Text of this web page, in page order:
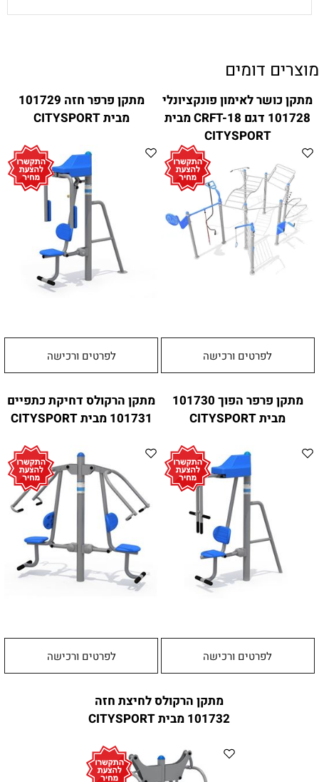
מוצרים דומים
מתקן כושר לאימון פונקציונלי
101728 דגם CRFT-18 מבית
CITYSPORT
לפרטים ורכישה
מתקן פרפר חזה 101729
מבית CITYSPORT
לפרטים ורכישה
מתקן פרפר הפוך 101730
מבית CITYSPORT
לפרטים ורכישה
מתקן הרקולס דחיקת כתפיים
101731 מבית CITYSPORT
לפרטים ורכישה
מתקן הרקולס לחיצת חזה
101732 מבית CITYSPORT